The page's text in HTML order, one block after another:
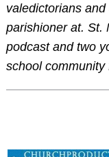
valedictorians
parishioner at. St.
podcast and two
school community